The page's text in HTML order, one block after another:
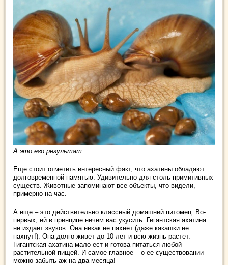
А это его результат
Еще стоит отметить интересный факт, что ахатины обладают
долговременной памятью. Удивительно для столь примитивных
существ. Животные запоминают все объекты, что видели,
примерно на час.
А еще – это действительно классный домашний питомец. Во-
первых, ей в принципе нечем вас укусить. Гигантская ахатина
не издает звуков. Она никак не пахнет (даже какашки не
пахнут!). Она долго живет до 10 лет и всю жизнь растет.
Гигантская ахатина мало ест и готова питаться любой
растительной пищей. И самое главное – о ее существовании
можно забыть аж на два месяца!